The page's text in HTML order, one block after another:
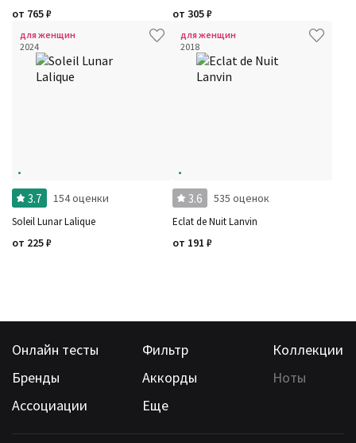
от 765₽ от 305₽
для женщин
2024
3.7 154 оценки
Soleil Lunar Lalique
от 225₽
для женщин
2018
3.6 535 оценок
Eclat de Nuit Lanvin
от 191 ₽
Онлайн тесты Фильтр
Коллекции
Бренды
Аккорды
Ноты
Ассоциации
Еще